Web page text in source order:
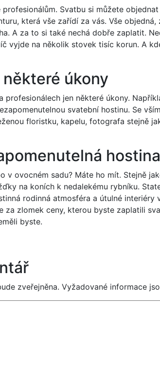
Svatbu si můžete
která vše zařídí za vás. Vše objedná,
A za to si také nechá dobře zaplatit.
vyjde na několik stovek tisíc korun. A
úkony
profesionálech jen některé úkony.
svatební hostinu. Se
floristku, kapelu, fotografa stejně
hostina
v ovocném sadu? Máte ho mít. Stejně
na koních k nedalekému rybníku.
rodinná atmosféra a útulné interiéry
za zlomek ceny, kterou byste zaplatili
byste.
zveřejněna. Vyžadované informace